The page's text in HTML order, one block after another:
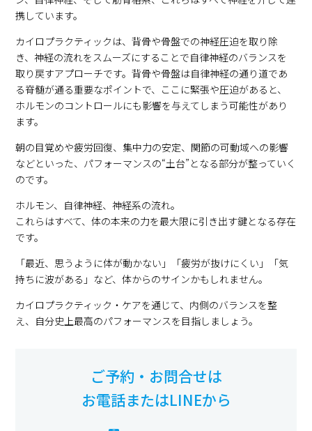
携しています。
カイロプラクティックは、背骨や骨盤での神経圧迫を取り除
き、神経の流れをスムーズにすることで自律神経のバランスを
取り戻すアプローチです。背骨や骨盤は自律神経の通り道であ
る脊髄が通る重要なポイントで、ここに緊張や圧迫があると、
ホルモンのコントロールにも影響を与えてしまう可能性があり
ます。
朝の目覚めや疲労回復、集中力の安定、関節の可動域への影響
などといった、パフォーマンスの“土台”となる部分が整っていく
のです。
ホルモン、自律神経、神経系の流れ。
これらはすべて、体の本来の力を最大限に引き出す鍵となる存在
です。
「最近、思うように体が動かない」「疲労が抜けにくい」「気
持ちに波がある」など、体からのサインかもしれません。
カイロプラクティック・ケアを通じて、内側のバランスを整
え、自分史上最高のパフォーマンスを目指しましょう。
ご予約・お問合せは
お電話またはLINEから